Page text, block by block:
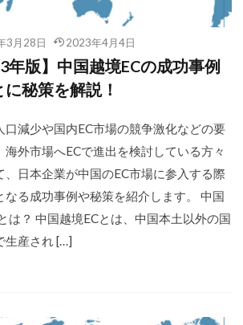
3月28日 2023年4月4日
年版】中国越境ECの成功事例
に秘策を解説！
口減少や国内EC市場の競争激化などの要
海外市場へECで進出を検討している方々
、日本企業が中国のEC市場に参入する際
なる成功事例や秘策を紹介します。 中国
は？ 中国越境ECとは、中国本土以外の国
生産され […]